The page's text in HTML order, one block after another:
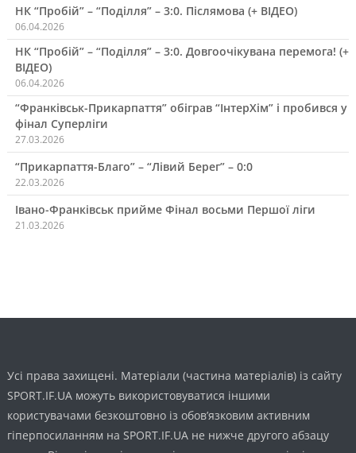
НК “Пробій” – “Поділля” – 3:0. Післямова (+ ВІДЕО)
06.04.2026
НК “Пробій” – “Поділля” – 3:0. Довгоочікувана перемога! (+
ВІДЕО)
06.04.2026
“Франківськ-Прикарпаття” обіграв “ІнтерХім” і пробився у
фінал Суперліги
27.03.2026
“Прикарпаття-Благо” – “Лівий Берег” – 0:0
22.03.2026
Івано-Франківськ прийме Фінал восьми Першої ліги
21.03.2026
Усі права захищені. Матеріали (частина матеріалів) із сайту
SPORT.IF.UA можуть використовуватися іншими
користувачами безкоштовно із обов’язковим активним
гіперпосиланням на SPORT.IF.UA не нижче другого абзацу